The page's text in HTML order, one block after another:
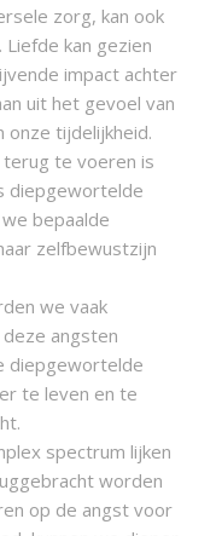
zorg, kan ook
kan gezien
impact achter
uit het gevoel van
onze tijdelijkheid.
te voeren is
diepgewortelde
bepaalde
zelfbewustzijn
we vaak
angsten
diepgewortelde
te leven en te
spectrum lijken
worden
op de angst voor